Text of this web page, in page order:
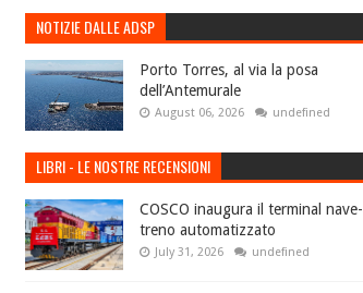
NOTIZIE DALLE ADSP
Porto Torres, al via la posa
dell’Antemurale
August 06, 2026 undefined
LIBRI - LE NOSTRE RECENSIONI
COSCO inaugura il terminal nave-
treno automatizzato
July 31, 2026 undefined